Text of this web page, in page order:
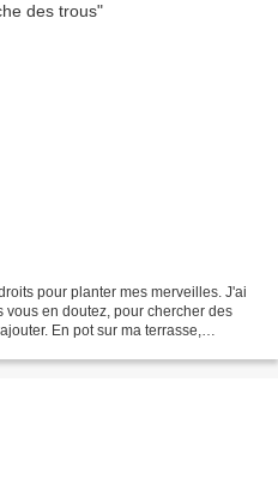
pour planter mes merveilles. J'ai
vous en doutez, pour chercher des
En pot sur ma terrasse,